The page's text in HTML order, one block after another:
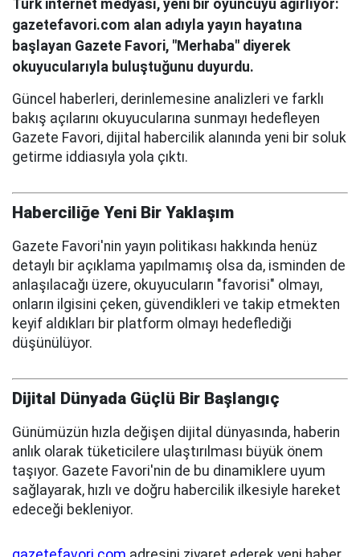
Türk internet medyası, yeni bir oyuncuyu ağırlıyor:
gazetefavori.com alan adıyla yayın hayatına
başlayan Gazete Favori, "Merhaba" diyerek
okuyucularıyla buluştuğunu duyurdu.
Güncel haberleri, derinlemesine analizleri ve farklı
bakış açılarını okuyucularına sunmayı hedefleyen
Gazete Favori, dijital habercilik alanında yeni bir soluk
getirme iddiasıyla yola çıktı.
Haberciliğe Yeni Bir Yaklaşım
Gazete Favori'nin yayın politikası hakkında henüz
detaylı bir açıklama yapılmamış olsa da, isminden de
anlaşılacağı üzere, okuyucuların "favorisi" olmayı,
onların ilgisini çeken, güvendikleri ve takip etmekten
keyif aldıkları bir platform olmayı hedeflediği
düşünülüyor.
Dijital Dünyada Güçlü Bir Başlangıç
Günümüzün hızla değişen dijital dünyasında, haberin
anlık olarak tüketicilere ulaştırılması büyük önem
taşıyor. Gazete Favori'nin de bu dinamiklere uyum
sağlayarak, hızlı ve doğru habercilik ilkesiyle hareket
edeceği bekleniyor.